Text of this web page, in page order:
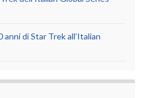
di Star Trek all’Italian